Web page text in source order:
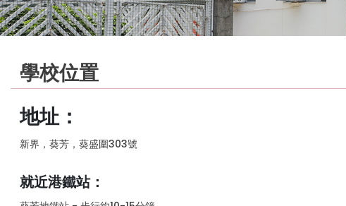
學校位置
地址：
新界，葵芳，葵盛圍303號
就近港鐵站：